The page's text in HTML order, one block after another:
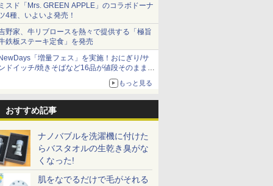
スド「Mrs. GREEN APPLE」のコラボドーナ
4種、いよいよ発売！
野家、牛リブロースを熱々で提供する「極旨
鉄板ステーキ定食」を発売
「増量フェス」を実施！おにぎり/サ
ドイッチ/焼きそばなど16品が値段そのままで
もっと見る
おすすめ記事
ナノバブルを洗濯機に付けた
らバスタオルの生乾き臭がな
くなった!
肌をなでるだけで毛がそれる